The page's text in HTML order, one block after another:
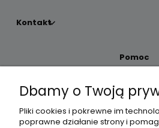
Kontakt
Pomoc
Moje konto
Płatności i
Dbamy o Twoją
Pliki cookies i pokrewne im
poprawne działanie strony i